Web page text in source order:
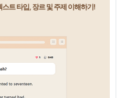
트 타입, 장르 및 주제 이해하기!